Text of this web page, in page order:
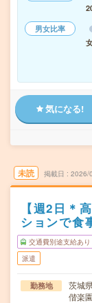
男女比率
気になる!
未読 掲載日 2026/
【週2日＊
ションで食
交通費別途支給あり
派遣
勤務地
茨城
偕楽